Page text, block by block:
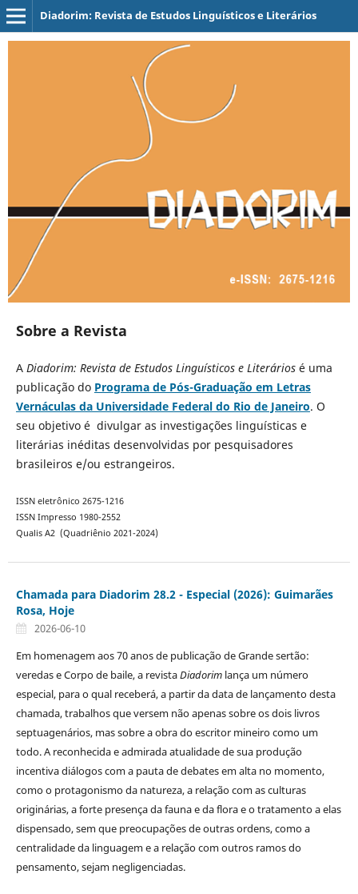
Diadorim: Revista de Estudos Linguísticos e Literários
Sobre a Revista
A Diadorim: Revista de Estudos Linguísticos e Literáriosé uma
publicação do Programa de Pós-Graduação em Letras
Vernáculas da Universidade Federal do Rio de Janeiro. O
seu objetivo é divulgar as investigações linguísticas e
literárias inéditas desenvolvidas por pesquisadores
brasileiros e/ou estrangeiros.
ISSN eletrônico 2675-1216
ISSN Impresso 1980-2552
Qualis A2 (Quadriênio 2021-2024)
Chamada para Diadorim 28.2 - Especial (2026): Guimarães
Rosa, Hoje
2026-06-10
Em homenagem aos 70 anos de publicação de Grande sertão:
veredas e Corpo de baile, a revistaDiadorimlança um número
especial, para o qual receberá, a partir da data de lançamento desta
chamada, trabalhos que versem não apenas sobre os dois livros
septuagenários, mas sobre a obra do escritor mineiro como um
todo. A reconhecida e admirada atualidade de sua produção
incentiva diálogos com a pauta de debates em alta no momento,
como o protagonismo da natureza, a relação com as culturas
originárias, a forte presença da fauna e da flora e o tratamento a elas
dispensado, sem que preocupações de outras ordens, como a
centralidade da linguagem e a relação com outros ramos do
pensamento, sejam negligenciadas.